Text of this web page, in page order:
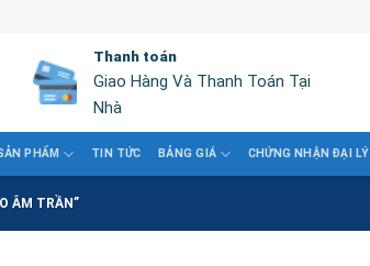
Thanh toán
Giao Hàng Và Thanh Toán Tại
Nhà
PHẨM TIN TỨC BẢNG GIÁ CHỨNG NHẬN ĐẠI LÝ
ÂM TRẦN”